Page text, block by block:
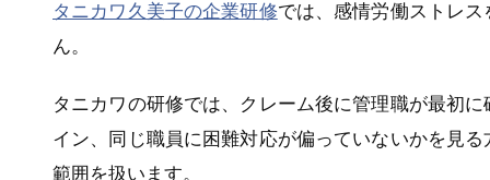
タニカワ久美子の企業研修では、感情労働ストレ
ん。
タニカワの研修では、クレーム後に管理職が最初
イン、同じ職員に困難対応が偏っていないかを見
範囲を扱います。